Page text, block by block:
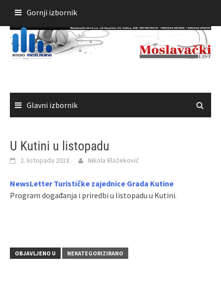
sadržaja
Gornji izbornik
Glavni izbornik
U Kutini u listopadu
2. listopada 2018. Nikola Blažeković
NewsLetter Turističke zajednice Grada Kutine
Program događanja i priredbi u listopadu u Kutini.
OBJAVLJENO U NEKATEGORIZIRANO